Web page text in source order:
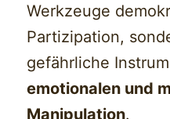
Werkzeuge
Partizipation,
gefährliche
emotionalen und
Manipulation.